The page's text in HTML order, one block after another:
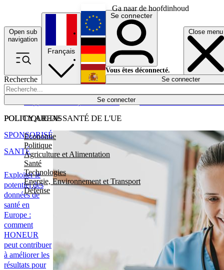
Ga naar de hoofdinhoud
Open sub
navigation
Close menu
Recherche
Se connecter
POLICY AREAS
Economie
Politique
Agriculture et Alimentation
Santé
Technologies
Energie, Environnement et Transport
Défense
Économie
Français
English
Deutsch
Español
Se connecter
Vous êtes déconnecté.
Se connecter
POLITIQUE DE SANTÉ DE L'UE
Exploiter le
potentiel des
données de
santé en
Europe :
comment
HONEUR
peut contribuer
à améliorer les
résultats pour
SPONSORISÉ
SANTÉ